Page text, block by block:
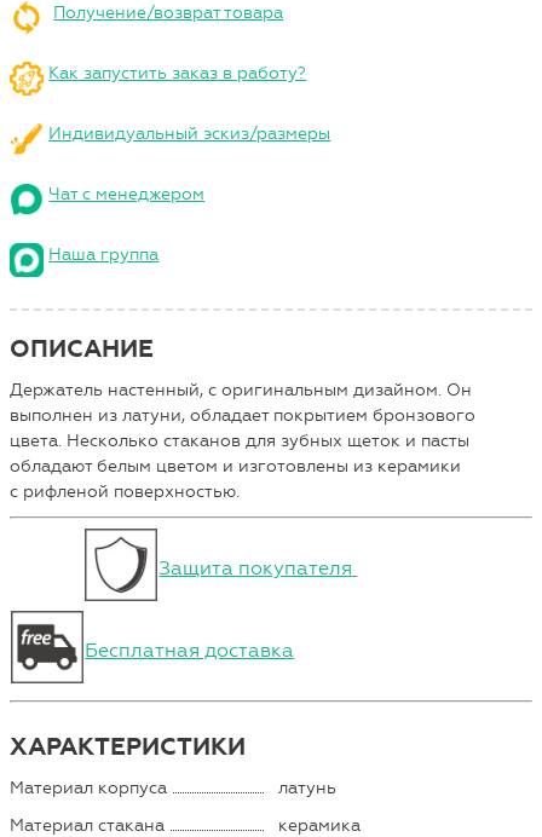
Получение/возврат товара
Как запустить заказ в работу?
Индивидуальный эскиз/размеры
Чат с менеджером
Наша группа
ОПИСАНИЕ
Держатель настенный, с оригинальным дизайном. Он
выполнен из латуни, обладает покрытием бронзового
цвета. Несколько стаканов для зубных щеток и пасты
обладают белым цветом и изготовлены из керамики
с рифленой поверхностью.
Защита покупателя
Бесплатная доставка
ХАРАКТЕРИСТИКИ
Материал корпуса
латунь
Материал стакана
керамика